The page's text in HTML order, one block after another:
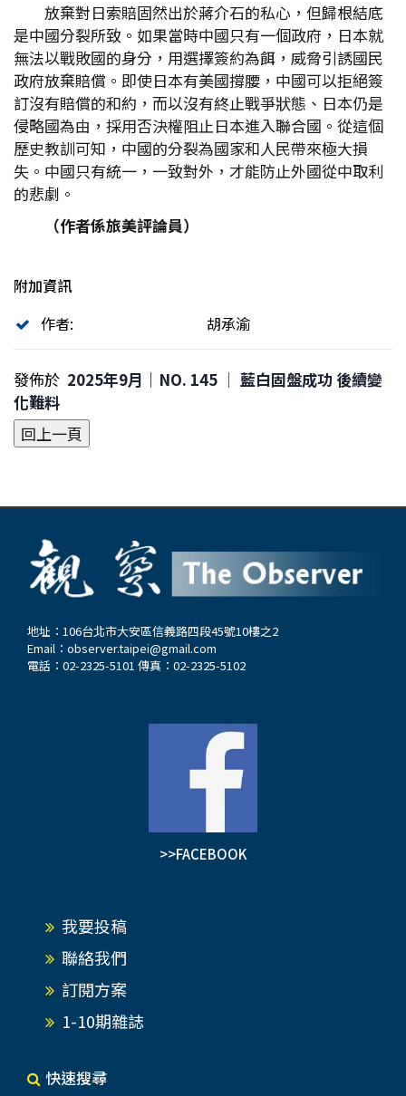
放棄對日索賠固然出於蔣介石的私心，但歸根結底
是中國分裂所致。如果當時中國只有一個政府，日本就
無法以戰敗國的身分，用選擇簽約為餌，威脅引誘國民
政府放棄賠償。即使日本有美國撐腰，中國可以拒絕簽
訂沒有賠償的和約，而以沒有終止戰爭狀態、日本仍是
侵略國為由，採用否決權阻止日本進入聯合國。從這個
歷史教訓可知，中國的分裂為國家和人民帶來極大損
失。中國只有統一，一致對外，才能防止外國從中取利
的悲劇。
（作者係旅美評論員）
附加資訊
作者:
胡承渝
發佈於 2025年9月｜NO. 145 │ 藍白固盤成功 後續變
化難料
地址：106台北市大安區信義路四段45號10樓之2
Email： observer.taipei@gmail.com
電話：02-2325-5101 傳真：02-2325-5102
>>FACEBOOK
我要投稿
聯絡我們
訂閱方案
1-10期雜誌
快速搜尋